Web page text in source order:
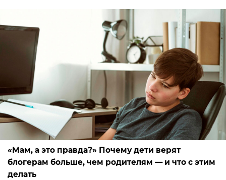
«Мам, а это правда?» Почему дети верят
блогерам больше, чем родителям — и что с этим
делать